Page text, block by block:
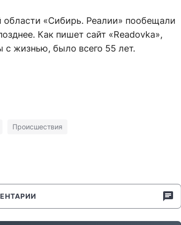
«Сибирь. Реалии» пообещали
Как пишет сайт «Readovka»,
жизнью, было всего 55 лет.
Происшествия